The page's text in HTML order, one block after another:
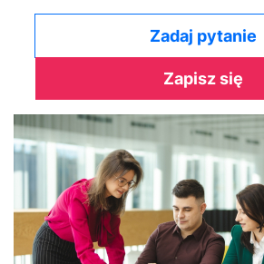
Zadaj pytanie
Zapisz się